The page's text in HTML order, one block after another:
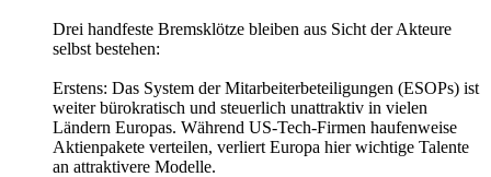
Drei handfeste Bremsklötze bleiben aus Sicht der Akteure
selbst bestehen:
Erstens: Das System der Mitarbeiterbeteiligungen (ESOPs) ist
weiter bürokratisch und steuerlich unattraktiv in vielen
Ländern Europas. Während US-Tech-Firmen haufenweise
Aktienpakete verteilen, verliert Europa hier wichtige Talente
an attraktivere Modelle.